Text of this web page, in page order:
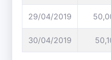
29/04/2019
30/04/2019